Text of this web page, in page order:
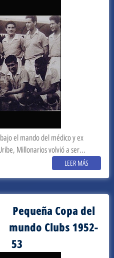
el mando del médico y ex
Millonarios volvió a ser...
LEER MÁS
Pequeña Copa del
mundo Clubs 1952-
53